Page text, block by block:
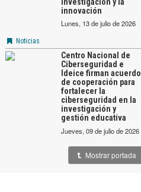
innovación
lunes, 13 de julio de 2026
Noticias
Centro Nacional de
Ciberseguridad e
Ideice firman acuerdo
de cooperación para
fortalecer la
ciberseguridad en la
investigación y
gestión educativa
jueves, 09 de julio de 2026
Mostrar portada